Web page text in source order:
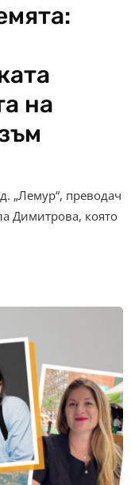
на
„Лемур“, преводач
Димитрова, която